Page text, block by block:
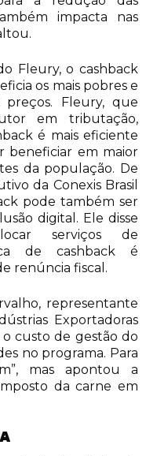
impacta nas
Fleury, o cashback
os mais pobres e
Fleury, que
em tributação,
é mais eficiente
beneficiar em maior
da população. De
da Conexis Brasil
pode também ser
digital. Ele disse
serviços de
de cashback é
renúncia fiscal.
representante
Exportadoras
custo de gestão do
no programa. Para
mas apontou a
da carne em